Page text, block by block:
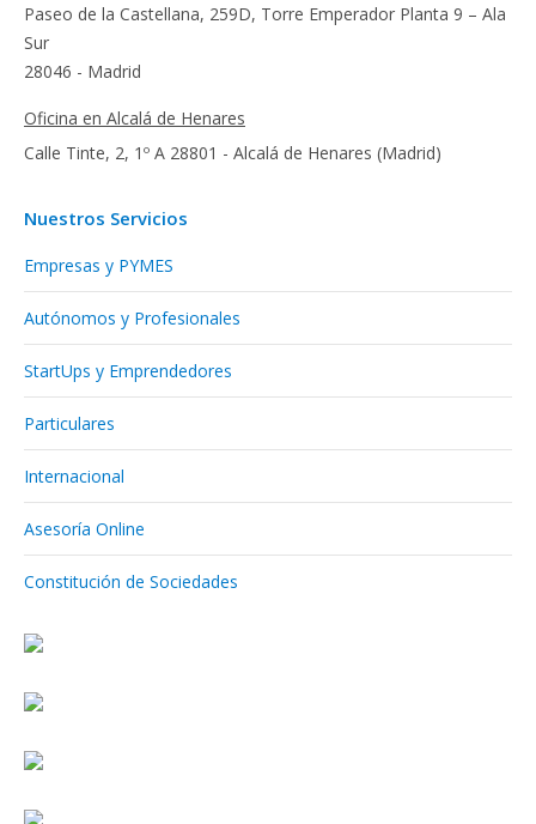
Paseo de la Castellana, 259D, Torre Emperador Planta 9 – Ala
Sur
28046 - Madrid
Oficina en Alcalá de Henares
Calle Tinte, 2, 1º A 28801 - Alcalá de Henares (Madrid)
Nuestros Servicios
Empresas y PYMES
Autónomos y Profesionales
StartUps y Emprendedores
Particulares
Internacional
Asesoría Online
Constitución de Sociedades